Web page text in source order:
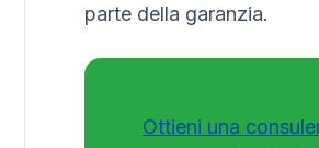
parte della garanzia.
Ottieni una